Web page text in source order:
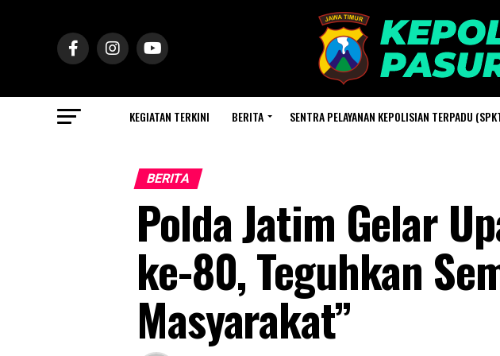
KEGIATAN TERKINI BERITA SENTRA PELAYANAN KEPOLISIAN TERPADU
BERITA
Polda Jatim Gelar
ke-80, Teguhkan
Masyarakat”